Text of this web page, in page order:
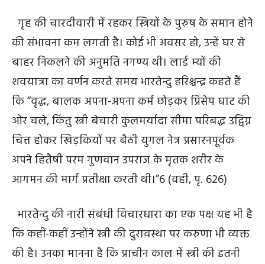
गृह की चारदीवारी में रहकर स्त्रियों के पुरुष के समान होने
की संभावना कम लगती है। कोई भी अवसर हो, उन्हें घर से
बाहर निकलने की अनुमति नगण्य थी। लार्ड म्यों की
शवयात्रा का वर्णन करते समय भारतेन्दु हरिश्चन्द्र कहते हैं
कि “वृद्ध, बालक अपना-अपना कर्म छोड़कर प्रिंसेप घाट की
ओर चले, किंतु स्त्री बेचारी कुलमर्यादा सीमा परिबद्ध उद्विग्न
चित्त होकर खिड़कियों पर बैठी युगल नेत्र प्रसारनपूर्वक
अपने हितैषी परम गुणवान उपराज के मृतक शरीर के
आगमन की मार्ग प्रतीक्षा करती थी।”6 (वही, पृ. 626)
भारतेन्दु की नारी संबंधी विचारधारा का एक पक्ष यह भी है
कि कहीं-कहीं उन्होंने स्त्री की दुरावस्था पर करुणा भी व्यक्त
की है। उनका मानना है कि प्राचीन काल में स्त्री की इतनी